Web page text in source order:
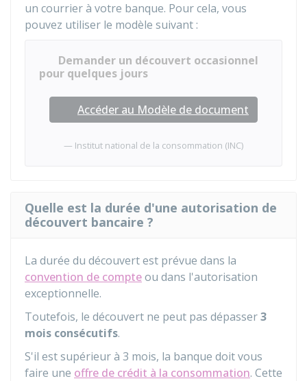
un courrier à votre banque. Pour cela, vous
pouvez utiliser le modèle suivant :
Demander un découvert occasionnel
pour quelques jours
Accéder au Modèle de document
Institut national de la consommation (INC)
Quelle est la durée d'une autorisation de
découvert bancaire ?
La durée du découvert est prévue dans la
convention de compteou dans l'autorisation
exceptionnelle.
Toutefois, le découvert ne peut pas dépasser3
mois consécutifs.
S'il est supérieur à 3 mois, la banque doit vous
faire une offre de crédit à la consommation. Cette